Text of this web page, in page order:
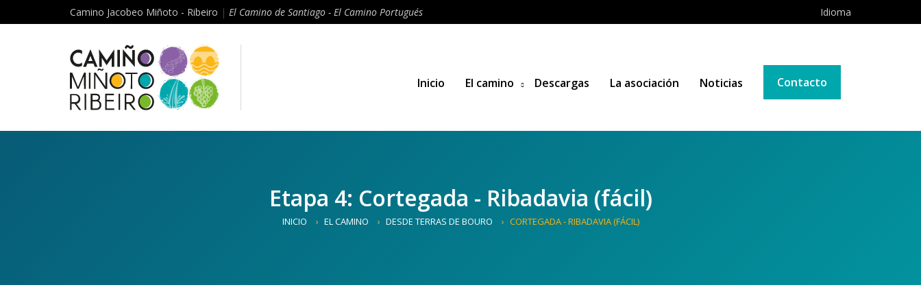
Camino Jacobeo Miñoto - Ribeiro | El Camino de Santiago - El Camino Portugués Idioma
Inicio El camino Descargas La asociación Noticias Contacto
Etapa 4: Cortegada - Ribadavia (fácil)
INICIO EL CAMINO DESDE TERRAS DE BOURO CORTEGADA - RIBADAVIA (FÁCIL)